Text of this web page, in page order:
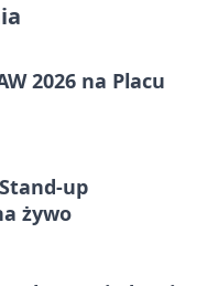
2026 na Placu
up
żywo